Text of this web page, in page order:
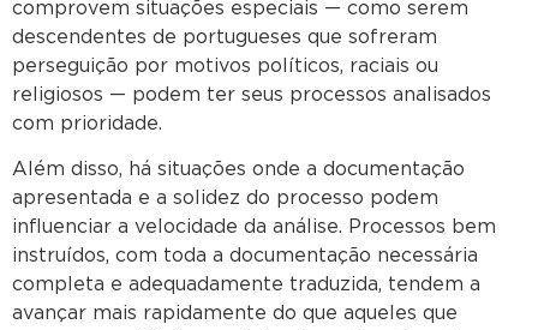
comprovem situações especiais — como serem
descendentes de portugueses que sofreram
perseguição por motivos políticos, raciais ou
religiosos — podem ter seus processos analisados
com prioridade.
Além disso, há situações onde a documentação
apresentada e a solidez do processo podem
influenciar a velocidade da análise. Processos bem
instruídos, com toda a documentação necessária
completa e adequadamente traduzida, tendem a
avançar mais rapidamente do que aqueles que